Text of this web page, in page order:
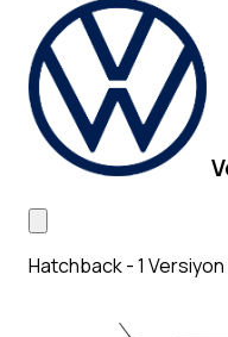
Hatchback - 1 Versiyon